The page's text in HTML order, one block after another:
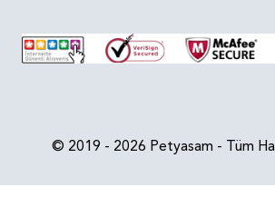
© 2019 - 2026 Petyasam - Tüm